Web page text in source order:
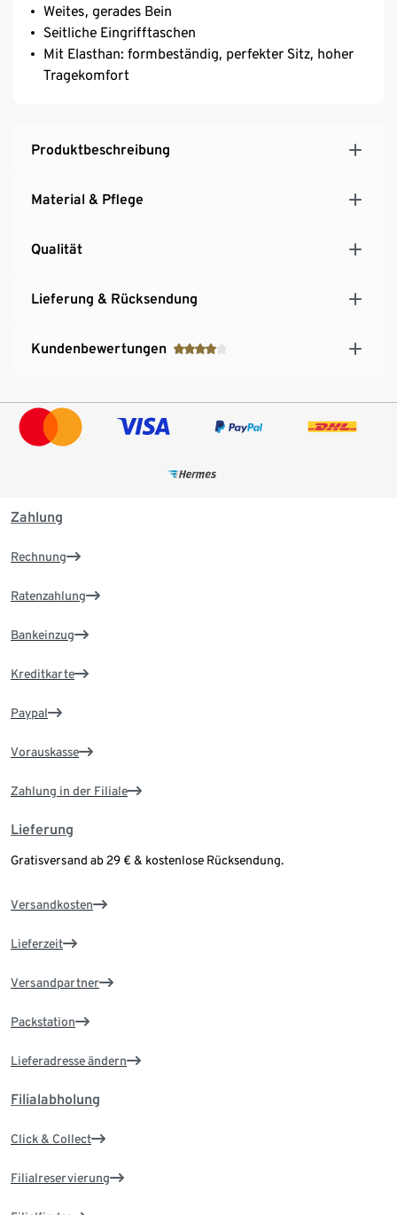
Weites, gerades Bein
Seitliche Eingrifftaschen
Mit Elasthan: formbeständig, perfekter Sitz, hoher
Tragekomfort
Produktbeschreibung
Material & Pflege
Qualität
Lieferung & Rücksendung
Kundenbewertungen
Zahlung
Rechnung
Ratenzahlung
Bankeinzug
Kreditkarte
Paypal
Vorauskasse
Zahlung in der Filiale
Lieferung
Gratisversand ab 29 € & kostenlose Rücksendung.
Versandkosten
Lieferzeit
Versandpartner
Packstation
Lieferadresse ändern
Filialabholung
Click & Collect
Filialreservierung